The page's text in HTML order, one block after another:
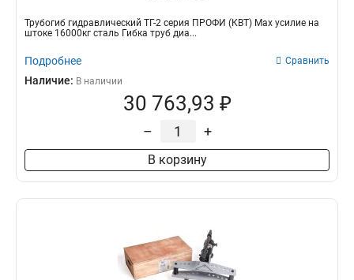
Трубогиб гидравлический ТГ-2 серия ПРОФИ (КВТ) Max усилие на
штоке 16000кг сталь Гибка труб диа...
Подробнее Сравнить
Наличие: В наличии
30 763,93 ₽
– +
В корзину